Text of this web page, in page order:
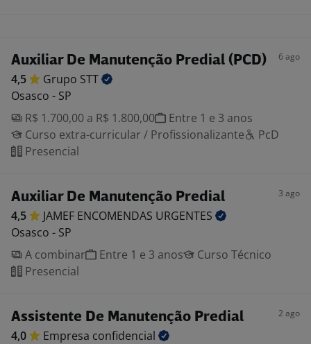
Auxiliar De Manutenção Predial (PCD) 6 ago
4,5 Grupo STT
Osasco - SP
R$ 1.700,00 a R$ 1.800,00
Entre 1 e 3 anos
Curso extra-curricular / Profissionalizante
PcD
Presencial
Auxiliar De Manutenção Predial 3 ago
4,5 JAMEF ENCOMENDAS URGENTES
Osasco - SP
A combinar
Entre 1 e 3 anos
Curso Técnico
Presencial
Assistente De Manutenção Predial 2 ago
4,0 Empresa confidencial